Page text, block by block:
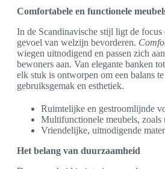
Comfortabele en functionele
In de Scandinavische stijl ligt de focus
gevoel van welzijn bevorderen.
wiegen uitnodigend en passen zich
bewoners aan. Van elegante banken
elk stuk is ontworpen om een balans
gebruiksgemak en esthetiek.
Ruimtelijke en gestroomlijnde
Multifunctionele meubels, zoals
Vriendelijke, uitnodigende
Het belang van duurzaamheid